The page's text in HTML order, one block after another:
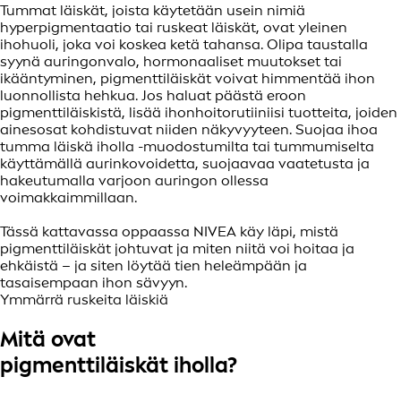
Tummat läiskät, joista käytetään usein nimiä
hyperpigmentaatio tai ruskeat läiskät, ovat yleinen
ihohuoli, joka voi koskea ketä tahansa. Olipa taustalla
syynä auringonvalo, hormonaaliset muutokset tai
ikääntyminen, pigmenttiläiskät voivat himmentää ihon
luonnollista hehkua. Jos haluat päästä eroon
pigmenttiläiskistä, lisää ihonhoitorutiiniisi tuotteita, joiden
ainesosat kohdistuvat niiden näkyvyyteen. Suojaa ihoa
tumma läiskä iholla -muodostumilta tai tummumiselta
käyttämällä aurinkovoidetta, suojaavaa vaatetusta ja
hakeutumalla varjoon auringon ollessa
voimakkaimmillaan.
Tässä kattavassa oppaassa NIVEA käy läpi, mistä
pigmenttiläiskät johtuvat ja miten niitä voi hoitaa ja
ehkäistä – ja siten löytää tien heleämpään ja
tasaisempaan ihon sävyyn.
Ymmärrä ruskeita läiskiä
Mitä ovat
pigmenttiläiskät iholla?